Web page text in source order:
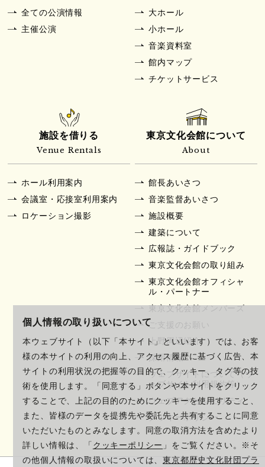
個人情報の取り扱いについて
本ウェブサイト（以下「本サイト」といいます）では、お客
様の本サイトの利用の向上、アクセス履歴に基づく広告、本
サイトの利用状況の把握等の目的で、クッキー、タグ等の技
術を使用します。「同意する」ボタンや本サイトをクリック
することで、上記の目的のためにクッキーを使用すること、
また、皆様のデータを提携先や委託先と共有することに同意
いただいたものとみなします。同意の取消方法を含めたより
詳しい情報は、「 クッキーポリシー 」をご覧ください。※そ
の他個人情報の取扱いについては、東京都歴史文化財団プラ
全ての公演情報
主催公演
大ホール
小ホール
音楽資料室
館内マップ
チケットサービス
施設を借りる
Venue Rentals
ホール利用案内
会議室・応接室利用案内
ロケーション撮影
東京文化会館について
About
館長あいさつ
音楽監督あいさつ
施設概要
建築について
広報誌・ガイドブック
東京文化会館の取り組み
東京文化会館オフィシャ
ル・パートナー
東京文化会館メンバーズ
ご支援のお願い
上野周辺紹介
採用情報
ウェブサイトについて（ウ
ェブサイト利用規約等）
ウェブアクセシビリティ
クッキーポリシー